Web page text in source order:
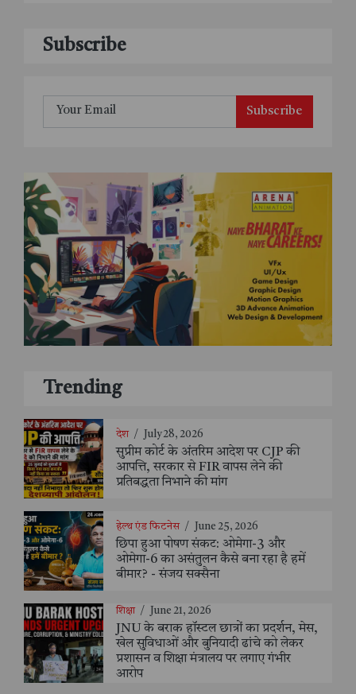
Subscribe
Subscribe
Trending
देश / July 28, 2026
सुप्रीम कोर्ट के अंतरिम आदेश पर CJP की
आपत्ति, सरकार से FIR वापस लेने की
प्रतिबद्धता निभाने की मांग
हेल्थ एंड फिटनेस / June 25, 2026
छिपा हुआ पोषण संकट: ओमेगा-3 और
ओमेगा-6 का असंतुलन कैसे बना रहा है हमें
बीमार? - संजय सक्सैना
शिक्षा / June 21, 2026
JNU के बराक हॉस्टल छात्रों का प्रदर्शन, मेस,
खेल सुविधाओं और बुनियादी ढांचे को लेकर
प्रशासन व शिक्षा मंत्रालय पर लगाए गंभीर
आरोप